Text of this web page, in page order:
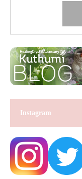
Instagram